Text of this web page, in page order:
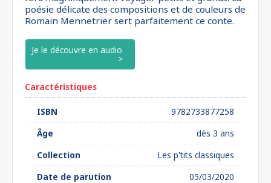
poésie délicate des compositions et de couleurs de
Romain Mennetrier sert parfaitement ce conte.
Je le découvre en audio
Caractéristiques
ISBN
9782733877258
Âge
dès 3 ans
Collection
Les p'tits classiques
Date de parution
05/03/2020